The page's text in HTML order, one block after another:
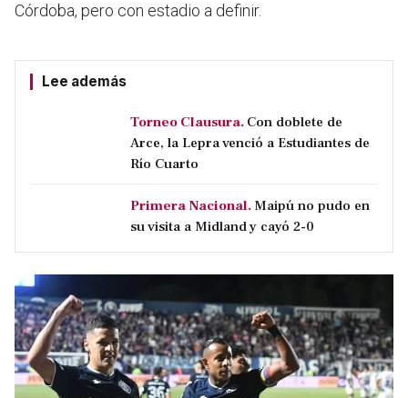
Córdoba, pero con estadio a definir.
Lee además
Torneo Clausura. Con doblete de
Arce, la Lepra venció a Estudiantes de
Río Cuarto
Primera Nacional. Maipú no pudo en
su visita a Midland y cayó 2-0